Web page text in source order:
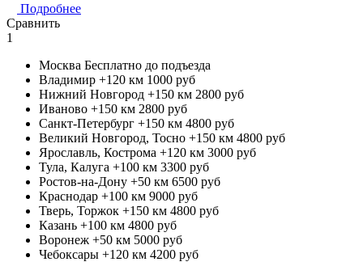
Подробнее
Сравнить
1
Москва Бесплатно до подъезда
Владимир +120 км 1000 руб
Нижний Новгород +150 км 2800 руб
Иваново +150 км 2800 руб
Санкт-Петербург +150 км 4800 руб
Великий Новгород, Тосно +150 км 4800 руб
Ярославль, Кострома +120 км 3000 руб
Тула, Калуга +100 км 3300 руб
Ростов-на-Дону +50 км 6500 руб
Краснодар +100 км 9000 руб
Тверь, Торжок +150 км 4800 руб
Казань +100 км 4800 руб
Воронеж +50 км 5000 руб
Чебоксары +120 км 4200 руб